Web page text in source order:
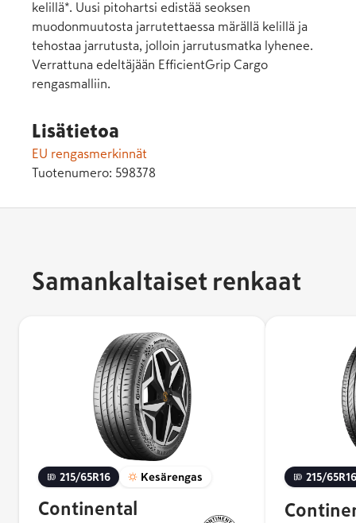
kelillä*. Uusi pitohartsi edistää seoksen
muodonmuutosta jarrutettaessa märällä kelillä ja
tehostaa jarrutusta, jolloin jarrutusmatka lyhenee.
Verrattuna edeltäjään EfficientGrip Cargo
rengasmalliin.
Lisätietoa
EU rengasmerkinnät
Tuotenumero: 598378
Samankaltaiset renkaat
215/65R16 Kesärengas
Continental
215/65R16